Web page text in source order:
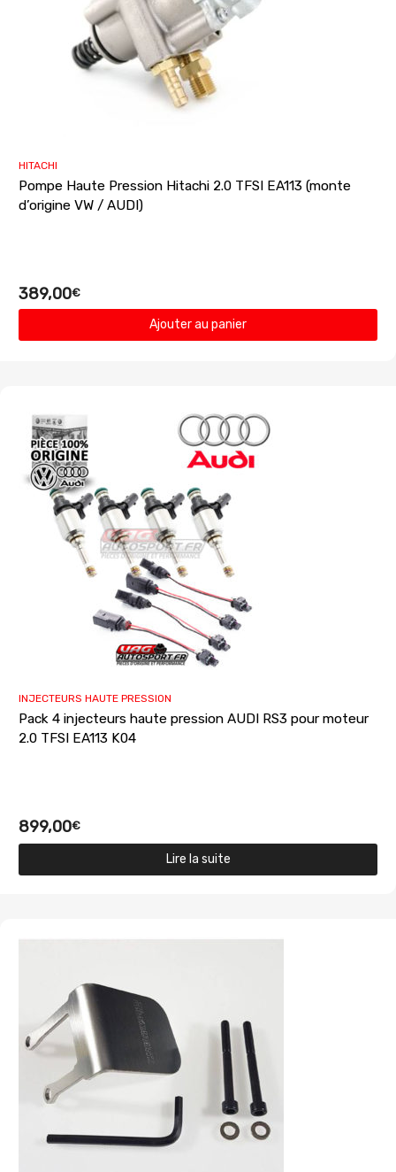
HITACHI
Pompe Haute Pression Hitachi 2.0 TFSI EA113 (monte
d’origine VW / AUDI)
389,00€
Ajouter au panier
INJECTEURS HAUTE PRESSION
Pack 4 injecteurs haute pression AUDI RS3 pour moteur
2.0 TFSI EA113 K04
899,00€
Lire la suite